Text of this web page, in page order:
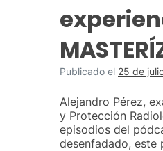
Publicado el 25 de
Alejandro Pérez,
y Protección
episodios del
desenfadado,